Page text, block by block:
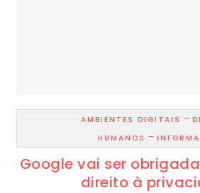
AMBIENTES DIGITAIS -
HUMANOS -
Google vai ser
direito à